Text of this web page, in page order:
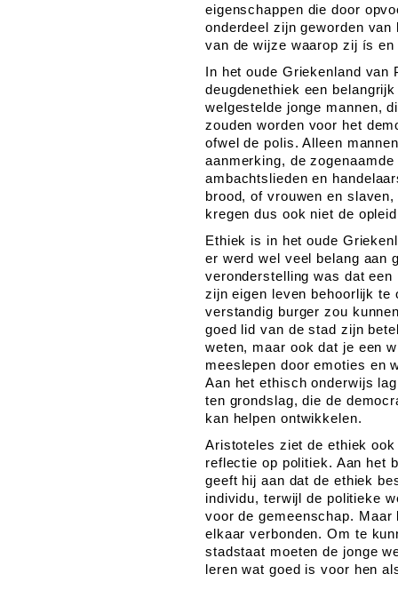
eigenschappen die door
onderdeel zijn geworden
van de wijze waarop zij ís
In het oude Griekenland
deugdenethiek een
welgestelde jonge mannen,
zouden worden voor het
ofwel de polis. Alleen
aanmerking, de zogenaamde
ambachtslieden en
brood, of vrouwen en
kregen dus ook niet de
Ethiek is in het oude
er werd wel veel belang aan
veronderstelling was dat
zijn eigen leven behoorlijk te
verstandig burger zou
goed lid van de stad zijn
weten, maar ook dat je een
meeslepen door emoties en
Aan het ethisch onderwijs
ten grondslag, die de
kan helpen ontwikkelen.
Aristoteles ziet de ethiek
reflectie op politiek. Aan het
geeft hij aan dat de ethiek
individu, terwijl de politieke
voor de gemeenschap.
elkaar verbonden. Om te
stadstaat moeten de jonge
leren wat goed is voor hen